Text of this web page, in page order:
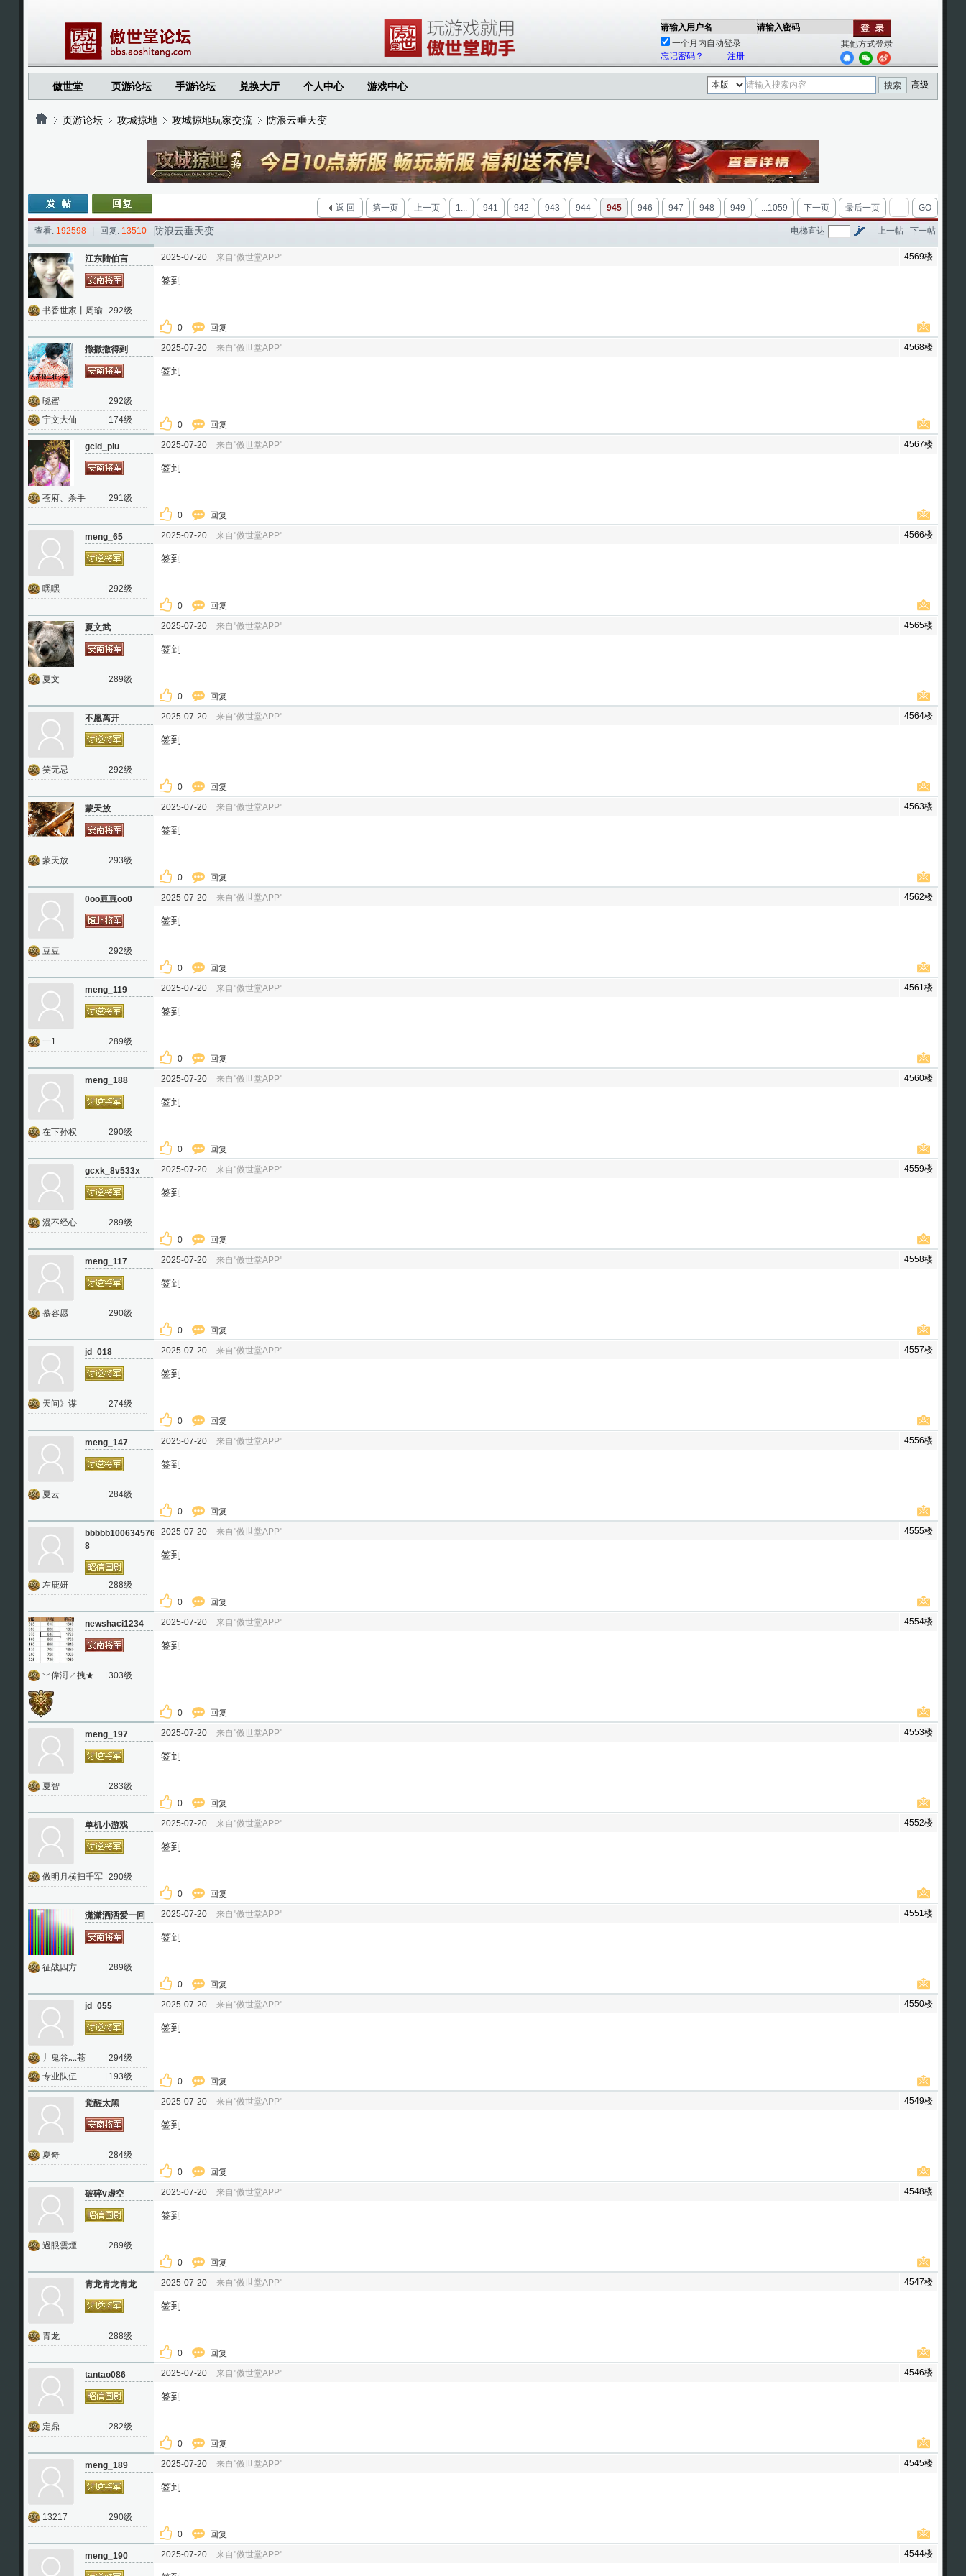
请输入用户名
请输入密码
一个月内自动登录
忘记密码？
注册
其他方式登录
傲世堂 页游论坛 手游论坛 兑换大厅 个人中心 游戏中心 搜索 高级
页游论坛 攻城掠地
›
攻城掠地玩家交流 防浪云垂天变
1 2
第一页 上一页 1... 941 942 943 944 945 946 947 948 949 ...1059 下一页 最后一页 GO
返 回
查看: 192598 回复: 13510 防浪云垂天变 上一帖 下一帖
电梯直达
江东陆伯言
书香世家丨周瑜 292级
4569楼
2025-07-20 来自"傲世堂APP"
签到
0 回复
撒撒撒得到
晓蜜
292级
宇文大仙
174级
4568楼
2025-07-20 来自"傲世堂APP"
签到
0 回复
gcld_plu
苍府、杀手 291级
4567楼
2025-07-20 来自"傲世堂APP"
签到
0 回复
meng_65
嘿嘿 292级
4566楼
2025-07-20 来自"傲世堂APP"
签到
0 回复
夏文武
夏文 289级
4565楼
2025-07-20 来自"傲世堂APP"
签到
0 回复
不愿离开
笑无忌 292级
4564楼
2025-07-20 来自"傲世堂APP"
签到
0 回复
蒙天放
蒙天放 293级
4563楼
2025-07-20 来自"傲世堂APP"
签到
0 回复
0oo豆豆oo0
豆豆 292级
4562楼
2025-07-20 来自"傲世堂APP"
签到
0 回复
meng_119
一1 289级
4561楼
2025-07-20 来自"傲世堂APP"
签到
0 回复
meng_188
在下孙权 290级
4560楼
2025-07-20 来自"傲世堂APP"
签到
0 回复
gcxk_8v533x
漫不经心 289级
4559楼
2025-07-20 来自"傲世堂APP"
签到
0 回复
meng_117
慕容愿 290级
4558楼
2025-07-20 来自"傲世堂APP"
签到
0 回复
jd_018
天问》谋 274级
4557楼
2025-07-20 来自"傲世堂APP"
签到
0 回复
meng_147
夏云 284级
4556楼
2025-07-20 来自"傲世堂APP"
签到
0 回复
bbbbb100634576
8
左鹿妍 288级
4555楼
2025-07-20 来自"傲世堂APP"
签到
0 回复
newshaci1234
﹀偉滒↗拽★ 303级
4554楼
2025-07-20 来自"傲世堂APP"
签到
0 回复
meng_197
夏智 283级
4553楼
2025-07-20 来自"傲世堂APP"
签到
0 回复
单机小游戏
傲明月横扫千军 290级
4552楼
2025-07-20 来自"傲世堂APP"
签到
0 回复
潇潇洒洒爱一回
征战四方 289级
4551楼
2025-07-20 来自"傲世堂APP"
签到
0 回复
jd_055
丿鬼谷灬苍
294级
专业队伍
193级
4550楼
2025-07-20 来自"傲世堂APP"
签到
0 回复
觉醒太黑
夏奇 284级
4549楼
2025-07-20 来自"傲世堂APP"
签到
0 回复
破碎v虚空
過眼雲煙 289级
4548楼
2025-07-20 来自"傲世堂APP"
签到
0 回复
青龙青龙青龙
青龙 288级
4547楼
2025-07-20 来自"傲世堂APP"
签到
0 回复
tantao086
定鼎 282级
4546楼
2025-07-20 来自"傲世堂APP"
签到
0 回复
meng_189
13217 290级
4545楼
2025-07-20 来自"傲世堂APP"
签到
0 回复
meng_190 4544楼
2025-07-20 来自"傲世堂APP"